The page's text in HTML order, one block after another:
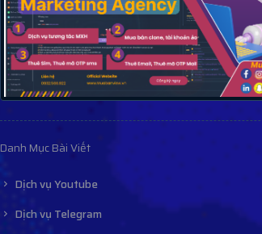
Danh Mục Bài Viết
Dịch vụ Youtube
Dịch vụ Telegram